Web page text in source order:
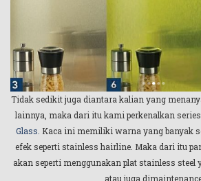
Tidak sedikit juga diantara kalian yang
lainnya, maka dari itu kami perkenalkan
Glass Kaca ini memiliki warna yang banyak
efek seperti stainless hairline. Maka dari itu
akan seperti menggunakan plat stainless steel
atau juga